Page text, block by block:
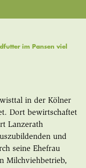
im Pansen viel
in der Kölner
Dort bewirtschaftet
Lanzerath
und
seine Ehefrau
Milchviehbetrieb,